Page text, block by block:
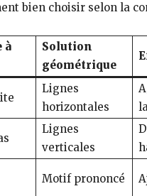
bien choisir selon la
à
Solution
géométrique
Lignes
horizontales
Lignes
verticales
Motif prononcé